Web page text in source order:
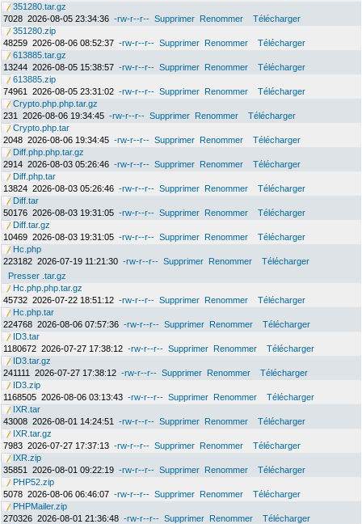
351280.tar.gz
7028 2026-08-05 23:34:36 -rw-r--r-- Supprimer Renommer
Télécharger
351280.zip
48259 2026-08-06 08:52:37 -rw-r--r-- Supprimer Renommer
Télécharger
613885.tar.gz
13244 2026-08-05 15:38:57 -rw-r--r-- Supprimer Renommer
Télécharger
613885.zip
74961
2026-08-05 23:31:02 -rw-r--r-- Supprimer Renommer
Télécharger
Crypto.php.php.tar.gz
231
2026-08-06 19:34:45 -rw-r--r-- Supprimer Renommer
Télécharger
Crypto.php.tar
2048 2026-08-06 19:34:45 -rw-r--r-- Supprimer Renommer
Télécharger
Diff.php.php.tar.gz
2914 2026-08-03 05:26:46 -rw-r--r-- Supprimer Renommer
Télécharger
Diff.php.tar
13824 2026-08-03 05:26:46 -rw-r--r-- Supprimer Renommer
Télécharger
Diff.tar
50176 2026-08-03 19:31:05 -rw-r--r-- Supprimer Renommer
Télécharger
Diff.tar.gz
10469 2026-08-03 19:31:05 -rw-r--r-- Supprimer Renommer
Télécharger
Hc.php
223182 2026-07-19 11:21:30 -rw-r--r-- Supprimer Renommer
Télécharger
Presser .tar.gz
Hc.php.php.tar.gz
45732 2026-07-22 18:51:12 -rw-r--r-- Supprimer Renommer
Télécharger
Hc.php.tar
224768 2026-08-06 07:57:36 -rw-r--r-- Supprimer Renommer
Télécharger
ID3.tar
1180672 2026-07-27 17:38:12 -rw-r--r-- Supprimer Renommer
Télécharger
ID3.tar.gz
241111
2026-07-27 17:38:12 -rw-r--r-- Supprimer Renommer
Télécharger
ID3.zip
1168505 2026-08-06 03:13:43 -rw-r--r-- Supprimer Renommer
Télécharger
IXR.tar
43008 2026-08-01 14:24:51 -rw-r--r-- Supprimer Renommer
Télécharger
IXR.tar.gz
7983 2026-07-27 17:37:13 -rw-r--r-- Supprimer Renommer
Télécharger
IXR.zip
35851
2026-08-01 09:22:19 -rw-r--r-- Supprimer Renommer
Télécharger
PHP52.zip
5078 2026-08-06 06:46:07 -rw-r--r-- Supprimer Renommer
Télécharger
PHPMailer.zip
270326 2026-08-01 21:36:48 -rw-r--r-- Supprimer Renommer
Télécharger